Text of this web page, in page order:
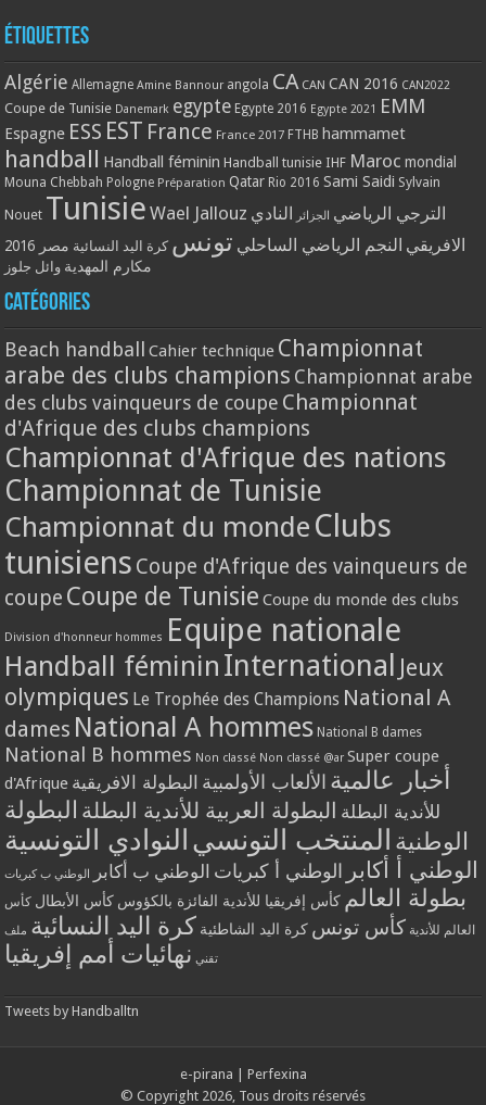
Étiquettes
Algérie Allemagne Amine Bannour angola CA CAN CAN 2016 CAN2022
Coupe de Tunisie Danemark egypte Egypte 2016 Egypte 2021 EMM
Espagne ESS EST France France 2017 FTHB hammamet
handball Handball féminin Handball tunisie IHF Maroc mondial
Mouna Chebbah Pologne Préparation Qatar Rio 2016 Sami Saidi Sylvain
Nouet Tunisie Wael Jallouz الترجي الرياضي الجزائر النادي
الافريقي النجم الرياضي الساحلي تونس كرة اليد النسائية مصر 2016
مكارم المهدية وائل جلوز
Catégories
Beach handball Cahier technique Championnat
arabe des clubs champions Championnat arabe
des clubs vainqueurs de coupe Championnat
d'Afrique des clubs champions
Championnat d'Afrique des nations
Championnat de Tunisie
Championnat du monde Clubs
tunisiens Coupe d'Afrique des vainqueurs de
coupe Coupe de Tunisie Coupe du monde des clubs
Division d'honneur hommes Equipe nationale
Handball féminin International Jeux
olympiques Le Trophée des Champions National A
dames National A hommes National B dames
National B hommes Non classé Non classé @ar Super coupe
d'Afrique
أخبار عالمية الألعاب الأولمبية البطولة الافريقية
للأندية البطلة البطولة العربية للأندية البطلة البطولة
الوطنية المنتخب التونسي النوادي التونسية
الوطني أ أكابر الوطني أ كبريات الوطني ب أكابر الوطني ب كبريات
بطولة العالم كأس إفريقيا للأندية الفائزة بالكؤوس كأس الأبطال كأس
العالم للأندية كأس تونس كرة اليد الشاطئية كرة اليد النسائية ملف
تقني نهائيات أمم إفريقيا
Tweets by Handballtn
e-pirana
Perfexina
© Copyright 2026, Tous droits réservés